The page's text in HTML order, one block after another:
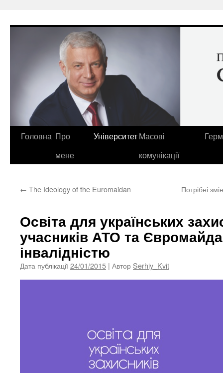
до
Головна Про
мене
УніверситетМасові
комунікації
← The Ideology of the Euromaidan Потрібні
Освіта для українських
учасників АТО та
інвалідністю
Дата публікації24/01/2015 | Автор Serhiy_Kvit